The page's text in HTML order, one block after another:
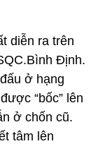
diễn ra trên
Định.
ở hạng
“bốc” lên
ở chốn cũ.
tâm lên